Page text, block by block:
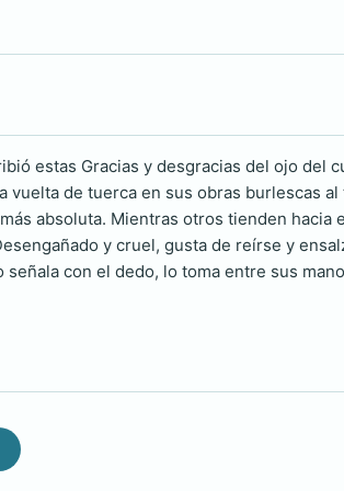
estas Gracias y desgracias del ojo del
de tuerca en sus obras burlescas al
absoluta. Mientras otros tienden hacia
y cruel, gusta de reírse y
con el dedo, lo toma entre sus